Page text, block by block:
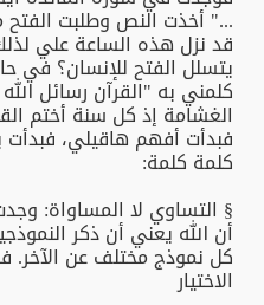
..." أخذت النص وطلبت الفتح
قد نزل هذه الساعة علي
يتسلل الفتح للإنسان؟ في
كلمني به "القرآن رسائل
الغشامة إذ كل سنة أختم
فبدأت أفهم هاقيلي، فبدأت
كلمة كلمة:
§ التساوي لا المساواة:
أن الله يعني أن ذكر
كل نموذج مختلف عن
الاختيار